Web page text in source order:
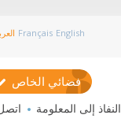
Français English
فضائي الخاص
النفاذ إلى المعلومة